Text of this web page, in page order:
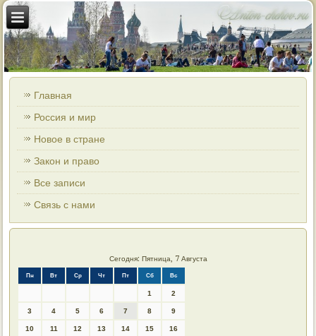
Главная
Россия и мир
Новое в стране
Закон и право
Все записи
Связь с нами
Сегодня: Пятница, 7 Августа
Пн Вт Ср Чт Пт Сб Вс
1 2
3 4 5 6 7 8 9
10 11 12 13 14 15 16